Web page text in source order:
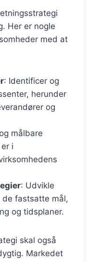
Her er nogle
med at
: Identificer og
herunder
og
målbare
i
: Udvikle
de fastsatte mål,
og tidsplaner.
skal også
Markedet